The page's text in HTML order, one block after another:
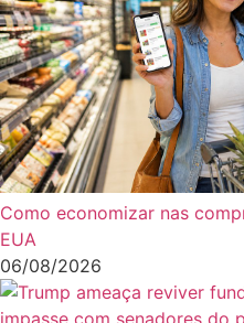
Como economizar nas
EUA
06/08/2026